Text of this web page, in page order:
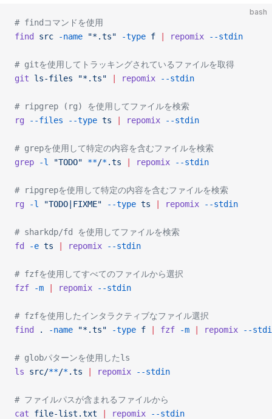
bash
# findコマンドを使用
find
src -name "*.ts" -type f repomix --stdin
# gitを使用してトラッキングされているファイルを取得
git ls-files "*.ts" repomix --stdin
# ripgrep (rg) を使用してファイルを検索
rg --files --type ts repomix --stdin
# grepを使用して特定の内容を含むファイルを検索
grep -l "TODO" **/*.ts repomix --stdin
# ripgrepを使用して特定の内容を含むファイルを検索
rg -l "TODO|FIXME" --type ts repomix --stdin
# sharkdp/fd を使用してファイルを検索
fd
-e ts repomix --stdin
# fzfを使用してすべてのファイルから選択
fzf -m repomix --stdin
# fzfを使用したインタラクティブなファイル選択
find
. -name "*.ts" -type f fzf -m repomix --
# globパターンを使用したls
ls src/**/*.ts repomix --stdin
# ファイルパスが含まれるファイルから
cat file-list.txt repomix --stdin